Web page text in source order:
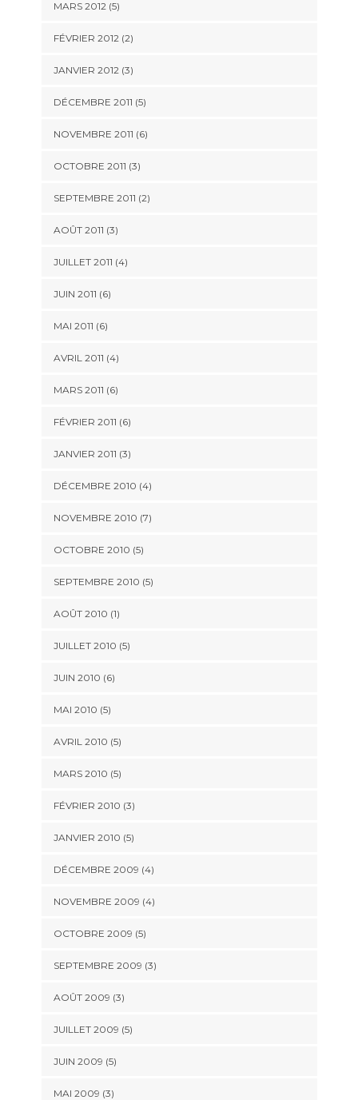
MARS 2012(5)
FÉVRIER 2012(2)
JANVIER 2012(3)
DÉCEMBRE 2011 (5)
NOVEMBRE 2011 (6)
OCTOBRE 2011 (3)
SEPTEMBRE 2011 (2)
AOÛT 2011 (3)
JUILLET 2011 (4)
JUIN 2011 (6)
MAI 2011 (6)
AVRIL 2011 (4)
MARS 2011 (6)
FÉVRIER 2011 (6)
JANVIER 2011 (3)
DÉCEMBRE 2010 (4)
NOVEMBRE 2010 (7)
OCTOBRE 2010 (5)
SEPTEMBRE 2010 (5)
AOÛT 2010 (1)
JUILLET 2010 (5)
JUIN 2010 (6)
MAI 2010 (5)
AVRIL 2010 (5)
MARS 2010 (5)
FÉVRIER 2010 (3)
JANVIER 2010 (5)
DÉCEMBRE 2009 (4)
NOVEMBRE 2009 (4)
OCTOBRE 2009 (5)
SEPTEMBRE 2009 (3)
AOÛT 2009 (3)
JUILLET 2009 (5)
JUIN 2009 (5)
MAI 2009 (3)